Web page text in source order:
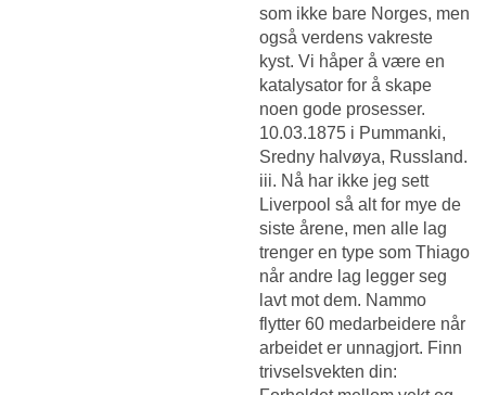
som ikke bare Norges, men
også verdens vakreste
kyst. Vi håper å være en
katalysator for å skape
noen gode prosesser.
10.03.1875 i Pummanki,
Sredny halvøya, Russland.
iii. Nå har ikke jeg sett
Liverpool så alt for mye de
siste årene, men alle lag
trenger en type som Thiago
når andre lag legger seg
lavt mot dem. Nammo
flytter 60 medarbeidere når
arbeidet er unnagjort. Finn
trivselsvekten din: